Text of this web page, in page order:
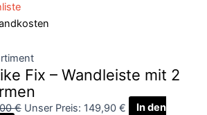
Fix – Wandleiste mit 2
€ Unser Preis: 149,90 €
In den